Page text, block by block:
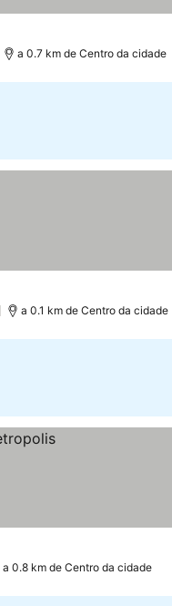
a 0.7 km de Centro da cidade
a 0.1 km de Centro da cidade
a 0.8 km de Centro da cidade